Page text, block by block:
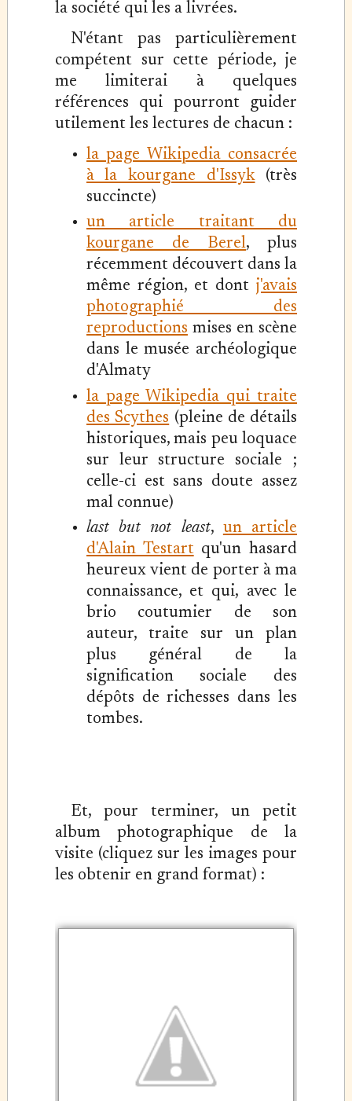
la société qui les a livrées.
N'étant pas particulièrement
compétent sur cette période, je
me limiterai à quelques
références qui pourront guider
utilement les lectures de chacun :
la page Wikipedia consacrée
à la kourgane d'Issyk(très
succincte)
un article traitant du
kourgane de Berel, plus
récemment découvert dans la
même région, et dontj'avais
photographié des
reproductions mises en scène
dans le musée archéologique
d'Almaty
la page Wikipedia qui traite
des Scythes (pleine de détails
historiques, mais peu loquace
sur leur structure sociale ;
celle-ci est sans doute assez
mal connue)
last but not least, un article
d'Alain Testart qu'un hasard
heureux vient de porter à ma
connaissance, et qui, avec le
brio coutumier de son
auteur, traite sur un plan
plus général de la
signification sociale des
dépôts de richesses dans les
tombes.
Et, pour terminer, un petit
album photographique de la
visite (cliquez sur les images pour
les obtenir en grand format) :